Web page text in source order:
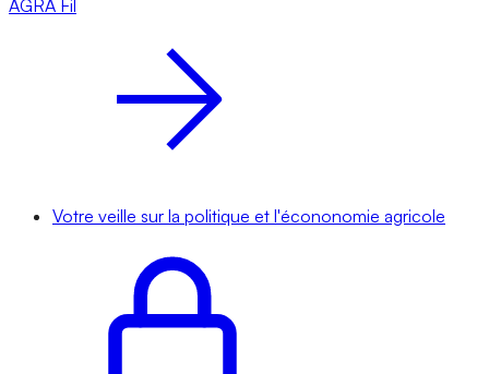
AGRA Fil
Votre veille sur la politique et l'écononomie agricole